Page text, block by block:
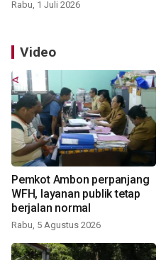
Rabu, 1 Juli 2026
Video
Pemkot Ambon perpanjang
WFH, layanan publik tetap
berjalan normal
Rabu, 5 Agustus 2026